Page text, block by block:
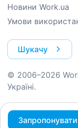
Новини Work.ua
Умови
Шукачу
© 2006–2026
Україні.